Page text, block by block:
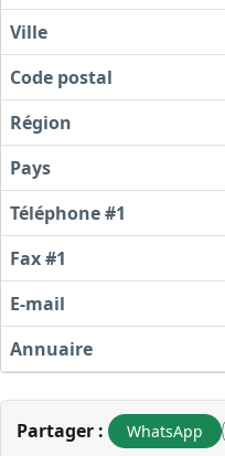
Ville
Code postal
Région
Pays
Téléphone #1
Fax #1
E-mail
Annuaire
Partager : WhatsApp